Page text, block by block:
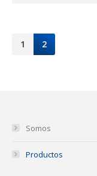
1 2
Somos
Productos